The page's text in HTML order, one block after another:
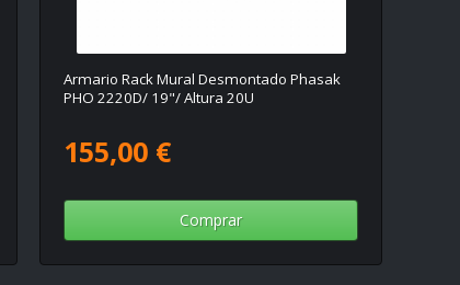
Armario Rack Mural Desmontado Phasak
PHO 2220D/ 19"/ Altura 20U
155,00 €
Comprar